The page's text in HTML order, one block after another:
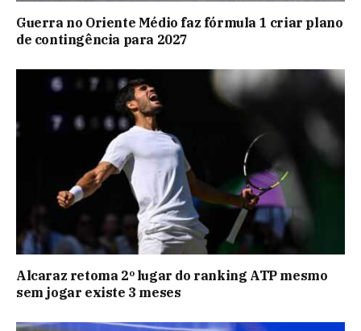
Guerra no Oriente Médio faz fórmula 1 criar plano
de contingência para 2027
Alcaraz retoma 2º lugar do ranking ATP mesmo
sem jogar existe 3 meses